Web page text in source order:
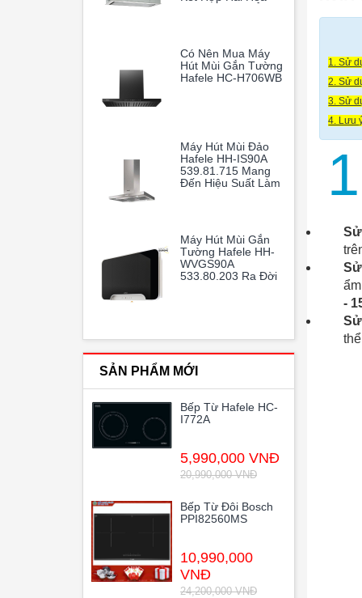
Có Nên Mua Máy
Hút Mùi Gắn Tường
Hafele HC-H706WB
Máy Hút Mùi Đảo
Hafele HH-IS90A
539.81.715 Mang
Đến Hiệu Suất Làm
Luôn Thoáng Mát
Và Trong Lành
Máy Hút Mùi Gắn
Tường Hafele HH-
WVGS90A
533.80.203 Ra Đời
SẢN PHẨM MỚI
Bếp Từ Hafele HC-
I772A
5,990,000 VNĐ
20,990,000 VNĐ
Bếp Từ Đôi Bosch
PPI82560MS
10,990,000
VNĐ
24,200,000 VNĐ
1. Sử
2. Sử
3. Sử
4. Lưu
1
-